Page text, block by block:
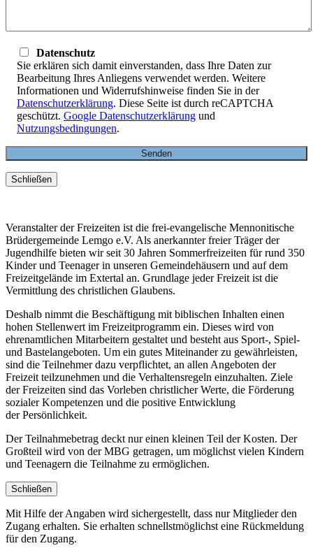
Datenschutz
Sie erklären sich damit einverstanden, dass Ihre Daten zur
Bearbeitung Ihres Anliegens verwendet werden. Weitere
Informationen und Widerrufshinweise finden Sie in der
Datenschutzerklärung. Diese Seite ist durch reCAPTCHA
geschützt. Google Datenschutzerklärung und
Nutzungsbedingungen.
Schließen
Veranstalter der Freizeiten ist die frei-evangelische Mennonitische
Brüdergemeinde Lemgo e.V. Als anerkannter freier Träger der
Jugendhilfe bieten wir seit 30 Jahren Sommerfreizeiten für rund 350
Kinder und Teenager in unseren Gemeindehäusern und auf dem
Freizeitgelände im Extertal an. Grundlage jeder Freizeit ist die
Vermittlung des christlichen Glaubens.
Deshalb nimmt die Beschäftigung mit biblischen Inhalten einen
hohen Stellenwert im Freizeitprogramm ein. Dieses wird von
ehrenamtlichen Mitarbeitern gestaltet und besteht aus Sport-, Spiel-
und Bastelangeboten. Um ein gutes Miteinander zu gewährleisten,
sind die Teilnehmer dazu verpflichtet, an allen Angeboten der
Freizeit teilzunehmen und die Verhaltensregeln einzuhalten. Ziele
der Freizeiten sind das Vorleben christlicher Werte, die Förderung
sozialer Kompetenzen und die positive Entwicklung
der Persönlichkeit.
Der Teilnahmebetrag deckt nur einen kleinen Teil der Kosten. Der
Großteil wird von der MBG getragen, um möglichst vielen Kindern
und Teenagern die Teilnahme zu ermöglichen.
Schließen
Mit Hilfe der Angaben wird sichergestellt, dass nur Mitglieder den
Zugang erhalten. Sie erhalten schnellstmöglichst eine Rückmeldung
für den Zugang.